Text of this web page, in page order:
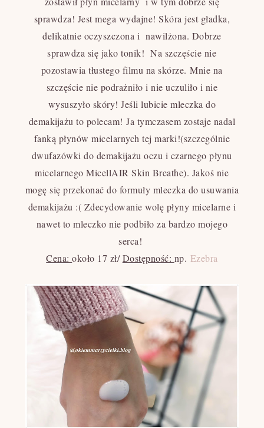
sprawdza! Jest mega wydajne! Skóra jest gładka,
delikatnie oczyszczona i nawilżona. Dobrze
sprawdza się jako tonik! Na szczęście nie
pozostawia tłustego filmu na skórze. Mnie na
szczęście nie podrażniło i nie uczuliło i nie
wysuszyło skóry! Jeśli lubicie mleczka do
demakijażu to polecam! Ja tymczasem zostaje nadal
fanką płynów micelarnych tej marki!(szczególnie
dwufazówki do demakijażu oczu i czarnego płynu
micelarnego MicellAIR Skin Breathe). Jakoś nie
mogę się przekonać do formuły mleczka do usuwania
demakijażu :( Zdecydowanie wolę płyny micelarne i
nawet to mleczko nie podbiło za bardzo mojego
serca!
Cena:około 17 zł/Dostępność: np. Ezebra